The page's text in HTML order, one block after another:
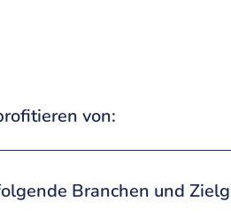
von:
Branchen und